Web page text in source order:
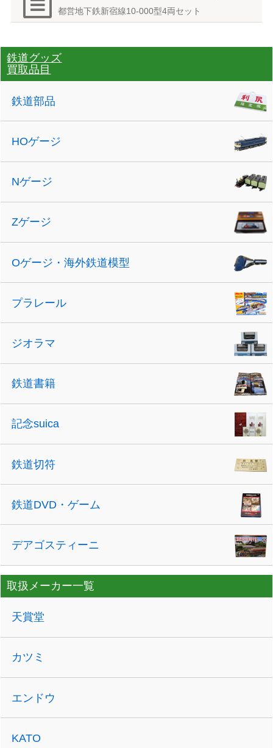
都営地下鉄新宿線10-000型4両セット
鉄道グッズ
買取品目
鉄道部品
HOゲージ
Nゲージ
Zゲージ
Oゲージ・海外鉄道模型
プラレール
ジオラマ
鉄道書籍
記念suica
鉄道切符
鉄道DVD・ゲーム
デアゴスティーニ
取扱メーカー一覧
天賞堂
カツミ
エンドウ
KATO